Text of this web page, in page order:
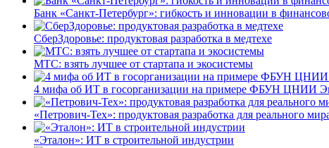
Банк «Санкт-Петербург»: гибкость и инновации в
СберЗдоровье: продуктовая разработка в медтехе
МТС: взять лучшее от стартапа и экосистемы
4 мифа об ИТ в госорганизации на примере ФБУН ЦНИИ
«Петрович-Тех»: продуктовая разработка для реального
«Эталон»: ИТ в строительной индустрии